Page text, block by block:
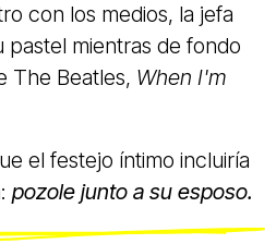
con los medios, la jefa
pastel mientras de fondo
The Beatles, When I'm
el festejo íntimo incluiría
pozole junto a su esposo.